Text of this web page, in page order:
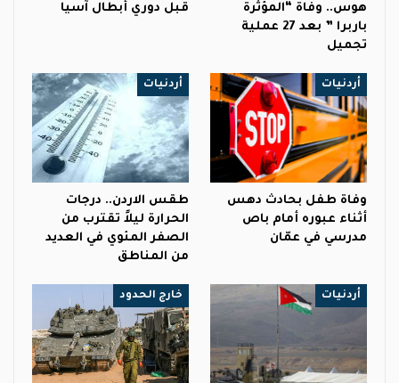
هوس.. وفاة “المؤثرة
باربرا ” بعد 27 عملية
تجميل
قبل دوري أبطال آسيا
أردنيات
وفاة طفل بحادث دهس
أثناء عبوره أمام باص
مدرسي في عمّان
أردنيات
طقس الاردن.. درجات
الحرارة ليلاً تقترب من
الصفر المئوي في العديد
من المناطق
أردنيات خارج الحدود